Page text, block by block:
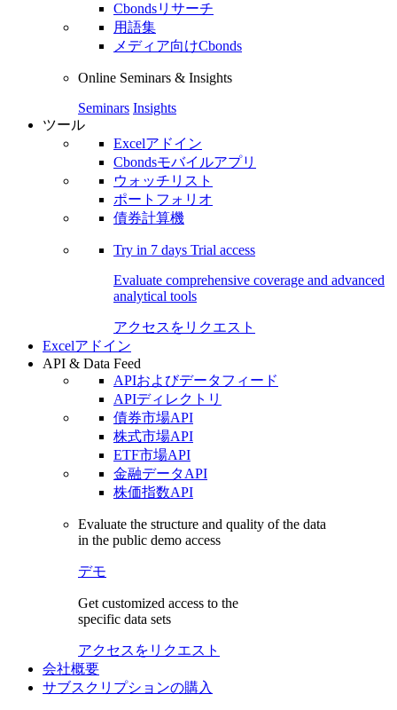
Cbondsリサーチ
用語集
メディア向けCbonds
Online Seminars & Insights
Seminars Insights
ツール
Excelアドイン
Cbondsモバイルアプリ
ウォッチリスト
ポートフォリオ
債券計算機
Try in 7 days Trial access
Evaluate comprehensive coverage and advanced
analytical tools
アクセスをリクエスト
Excelアドイン
API & Data Feed
APIおよびデータフィード
APIディレクトリ
債券市場API
株式市場API
ETF市場API
金融データAPI
株価指数API
Evaluate the structure and quality of the data
in the public demo access
デモ
Get customized access to the
specific data sets
アクセスをリクエスト
会社概要
サブスクリプションの購入